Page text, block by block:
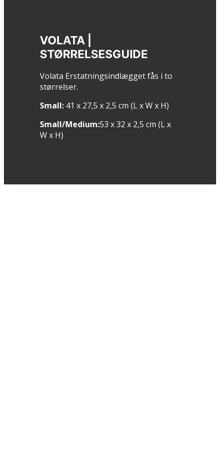
VOLATA |
STØRRELSESGUIDE
Volata Erstatningsindlægget fås i to
størrelser.
Small: 41 x 27,5 x 2,5 cm (L x W x H)
Small/Medium:53 x 32 x 2,5 cm (L x
W x H)